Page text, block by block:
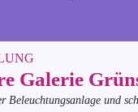
Galerie
Beleuchtungsanlage und